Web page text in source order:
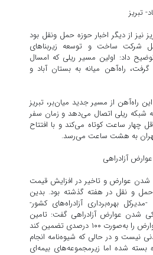
تبریز
نیز از دیگر اخبار حوزه حمل ونقل بود
شرکت ساخت و توسعه زیربناهای
داد: اولین مسیر ریلی که امسال
گرفت، راه‌آهن میانه به بستان آباد و
راه‌آهن از مسیر جدید میان‌بر، تبریز
شبکه ریلی اتصال می‌دهد و زمان سفر
چهار ساعت کوتاه می‌کند و با افتتاح
تهران به هشت ساعت می‌رسد.
آزادراهی
شدن عوارض و تاخیر در افزایش قیمت
حمل و نقل در هفته گذشته بود. بدین
بهره‌برداری آزادراه‌های کشور-
شدن عوارض آزادراهی گفت:‌ تامین
گلوگاه‌های کافی که دریافت عوارض را به‌صورت ۱۰۰ درصدی تضمین کند
نیست و در حالی که شیوه‌نامه انجام
بسته شده اما زیرمجموعه‌های بیمه‌ای